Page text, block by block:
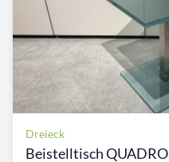
Dreieck
Beistelltisch QUADRO